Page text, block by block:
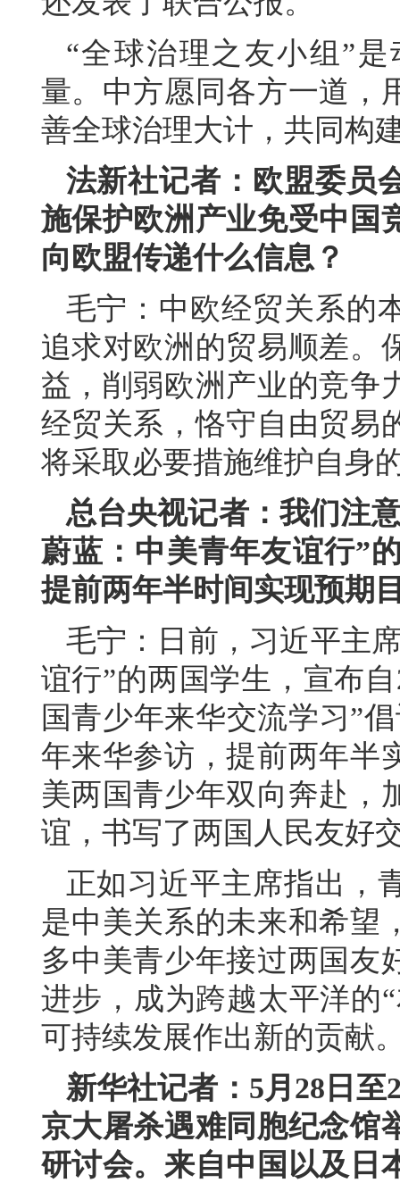
“全球治理之友小组”
量。中方愿同各方一道，
善全球治理大计，共同构
法新社记者：欧盟委员
施保护欧洲产业免受中国
向欧盟传递什么信息？
毛宁：中欧经贸关系的
追求对欧洲的贸易顺差。
益，削弱欧洲产业的竞争
经贸关系，恪守自由贸易
将采取必要措施维护自身
总台央视记者：我们注
蔚蓝：中美青年友谊行”
提前两年半时间实现预期
毛宁：日前，习近平主
谊行”的两国学生，宣布
国青少年来华交流学习”
年来华参访，提前两年半
美两国青少年双向奔赴，
谊，书写了两国人民友好
正如习近平主席指出，
是中美关系的未来和希望
多中美青少年接过两国友
进步，成为跨越太平洋的
可持续发展作出新的贡献
新华社记者：5月28日
京大屠杀遇难同胞纪念馆
研讨会。来自中国以及日